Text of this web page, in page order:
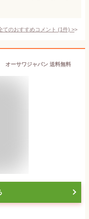
てのおすすめコメント (1件) >
ーサワジャパン 送料無料